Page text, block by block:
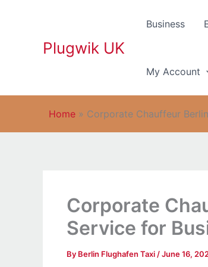
Plugwik UK
Business
My Account
Home » Corporate Chauffeur
Corporate
Service for
By Berlin Flughafen Taxi /June 16,